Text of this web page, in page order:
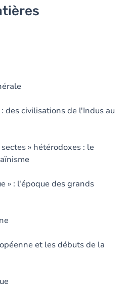
des civilisations de l'Indus au
» hétérodoxes : le
» : l'époque des grands
et les débuts de la